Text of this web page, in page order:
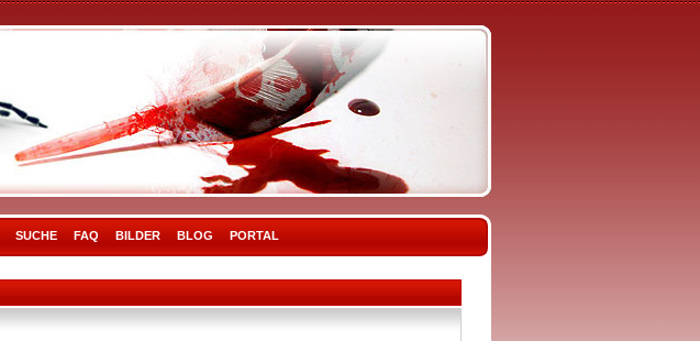
SUCHE FAQ BILDER BLOG PORTAL